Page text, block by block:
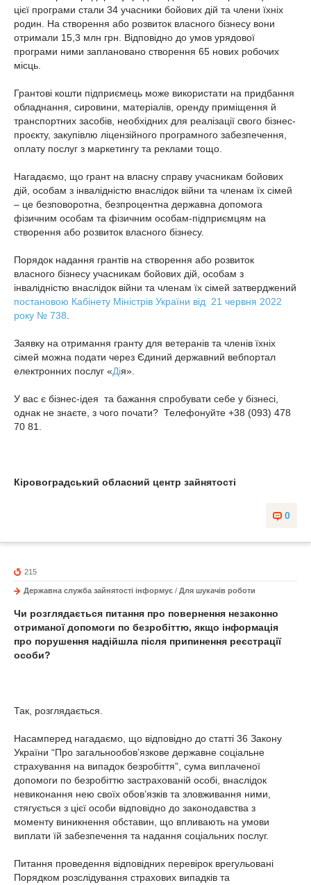
цієї програми стали 34 учасники бойових дій та члени їхніх
родин. На створення або розвиток власного бізнесу вони
отримали 15,3 млн грн. Відповідно до умов урядової
програми ними заплановано створення 65 нових робочих
місць.
Грантові кошти підприємець може використати на придбання
обладнання, сировини, матеріалів, оренду приміщення й
транспортних засобів, необхідних для реалізації свого бізнес-
проєкту, закупівлю ліцензійного програмного забезпечення,
оплату послуг з маркетингу та реклами тощо.
Нагадаємо, що грант на власну справу учасникам бойових
дій, особам з інвалідністю внаслідок війни та членам їх сімей
– це безповоротна, безпроцентна державна допомога
фізичним особам та фізичним особам-підприємцям на
створення або розвиток власного бізнесу.
Порядок надання грантів на створення або розвиток
власного бізнесу учасникам бойових дій, особам з
інвалідністю внаслідок війни та членам їх сімей затверджений
постановою Кабінету Міністрів України від 21 червня 2022
року № 738
Заявку на отримання гранту для ветеранів та членів їхніх
сімей можна подати через Єдиний державний вебпортал
електронних послуг «Дія».
У вас є бізнес-ідея та бажання спробувати себе у бізнесі,
однак не знаєте, з чого почати? Телефонуйте +38 (093) 478
70 81.
Кіровоградський обласний центр зайнятості
0
215
Державна служба зайнятості інформує / Для шукачів роботи
Чи розглядається питання про повернення незаконно
отриманої допомоги по безробіттю, якщо інформація
про порушення надійшла після припинення реєстрації
особи?
Так, розглядається.
Насамперед нагадаємо, що відповідно до статті 36 Закону
України “Про загальнообов’язкове державне соціальне
страхування на випадок безробіття”, сума виплаченої
допомоги по безробіттю застрахованій особі, внаслідок
невиконання нею своїх обов’язків та зловживання ними,
стягується з цієї особи відповідно до законодавства з
моменту виникнення обставин, що впливають на умови
виплати їй забезпечення та надання соціальних послуг.
Питання проведення відповідних перевірок врегульовані
Порядком розслідування страхових випадків та